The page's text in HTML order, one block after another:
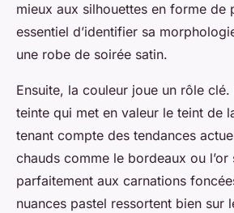
mieux aux silhouettes en forme de
essentiel d’identifier sa
une robe de soirée satin.
Ensuite, la couleur joue un rôle
teinte qui met en valeur le teint de
tenant compte des tendances
chauds comme le bordeaux ou l’or
parfaitement aux carnations
nuances pastel ressortent bien sur